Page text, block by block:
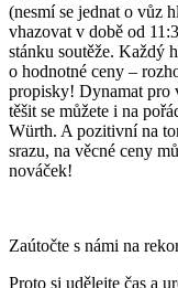
(nesmí se jednat o vůz
vhazovat v době od
stánku soutěže. Každý
o hodnotné ceny –
propisky! Dynamat pro
těšit se můžete i na
Würth. A pozitivní na
srazu, na věcné ceny
nováček!
Zaútočte s námi na
Proto si udělejte čas a